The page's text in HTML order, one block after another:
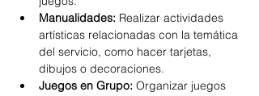
Manualidades: Realizar actividades
artísticas relacionadas con la temática
del servicio, como hacer tarjetas,
dibujos o decoraciones.
Juegos en Grupo: Organizar juegos